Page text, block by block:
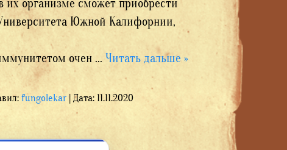
их организме сможет приобрести
Южной Калифорнии,
портале medRxiv.
очен ... Читать дальше »
fungolekar | Дата: 11.11.2020